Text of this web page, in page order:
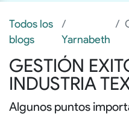
Todos los
blogs
Yarnabeth
GESTIÓN
INDUSTRIA
Algunos puntos